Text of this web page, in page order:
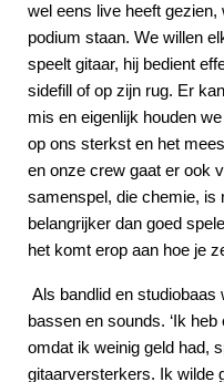
wel eens live heeft
podium staan. We willen
speelt gitaar, hij bedient
sidefill of op zijn rug. Er
mis en eigenlijk houden
op ons sterkst en het
en onze crew gaat er ook
samenspel, die chemie, is
belangrijker dan goed
het komt erop aan hoe je
Als bandlid en studiobaas
bassen en sounds. ‘Ik
omdat ik weinig geld had,
gitaarversterkers. Ik wilde